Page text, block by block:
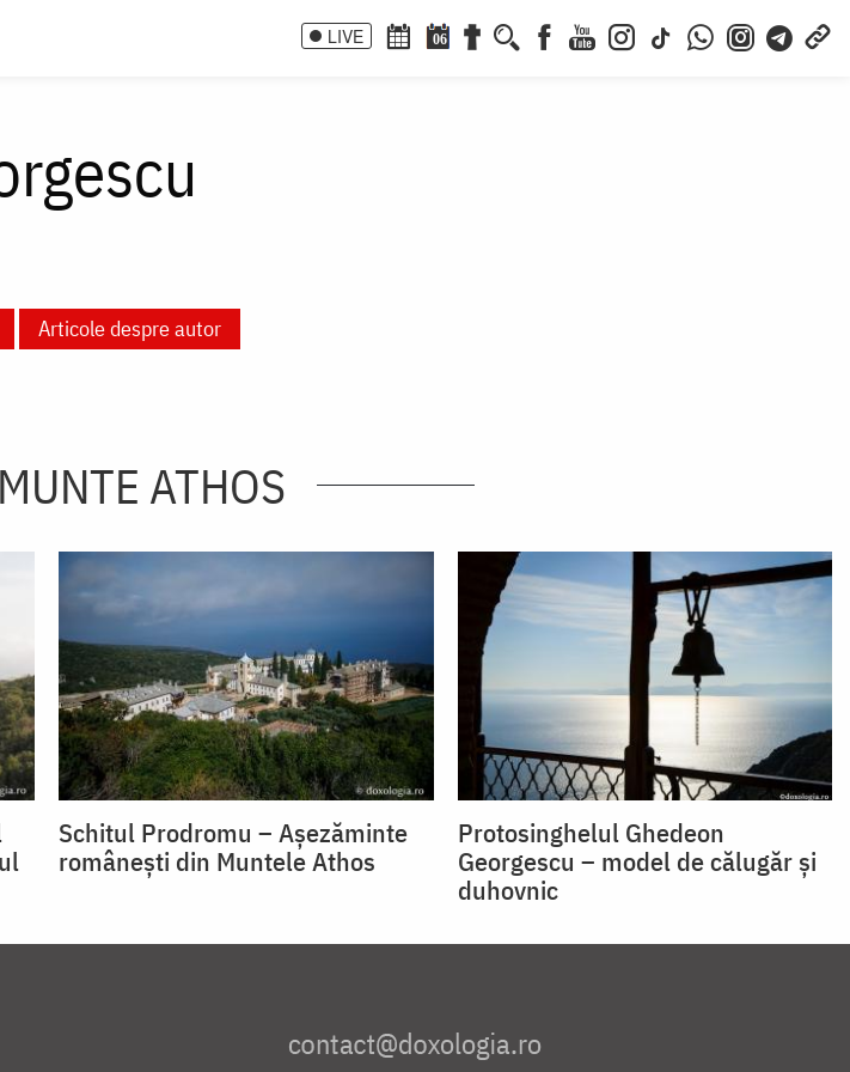
LIVE 06
Articole despre autor
ATHOS
Schitul Prodromu – Așezăminte
românești din Muntele Athos
Protosinghelul Ghedeon
Georgescu – model de călugăr și
duhovnic